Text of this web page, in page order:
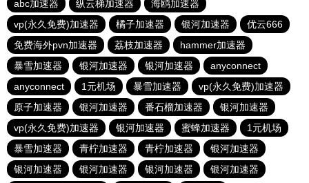
abc加速器
纵云梯加速器
海鸥加速器
vp(永久免费)加速器
橘子加速器 银河加速器
优云666
免费海外pvn加速器
荔枝加速器
hammer加速器
暴雪加速器
银河加速器 银河加速器
anyconnect
anyconnect
1元机场 暴雪加速器
vp(永久免费)加速器
原子加速器
银河加速器 番石榴加速器
银河加速器
vp(永久免费)加速器
银河加速器 蜜蜂加速器
1元机场
暴雪加速器
青柠加速器 青柠加速器
银河加速器
银河加速器
银河加速器 银河加速器 银河加速器